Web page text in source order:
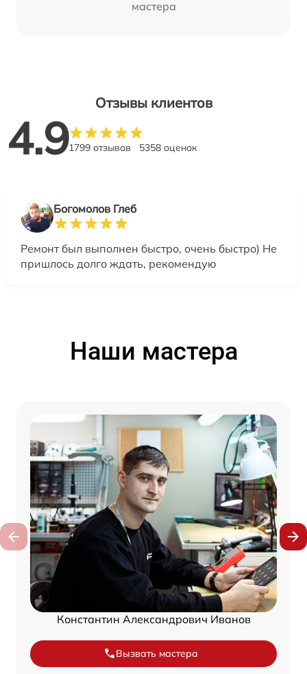
мастера
Отзывы клиентов
4.91799 отзывов 5358 оценок
Богомолов Глеб
Ремонт был выполнен быстро, очень быстро) Не
пришлось долго ждать, рекомендую
Наши мастера
Константин Александрович Иванов
Вызвать мастера